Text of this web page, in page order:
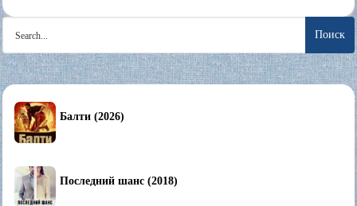
Search
for:
Балти (2026)
Последний шанс (2018)